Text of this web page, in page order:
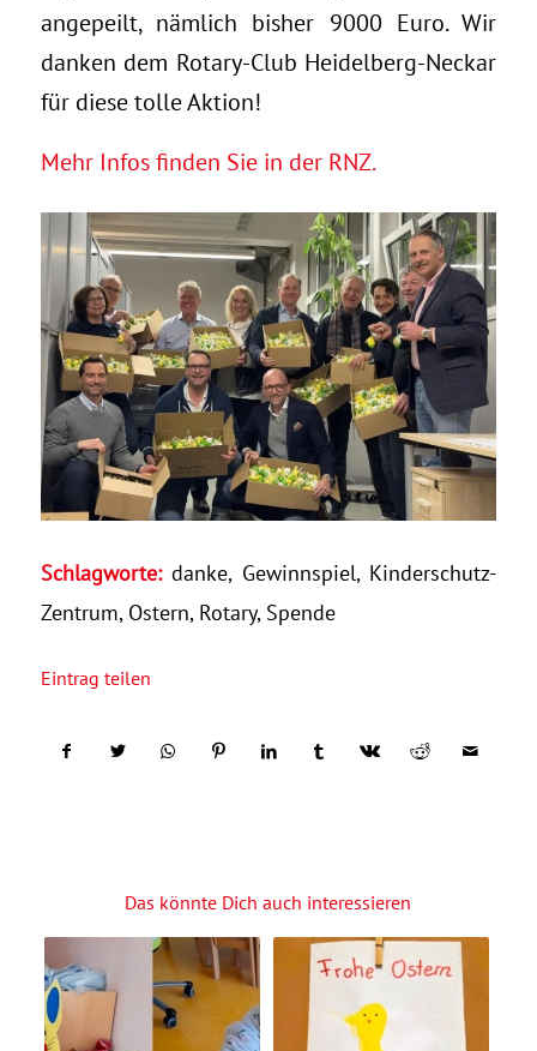
angepeilt, nämlich bisher 9000 Euro. Wir
danken dem Rotary-Club Heidelberg-Neckar
für diese tolle Aktion!
Mehr Infos finden Sie in der RNZ.
Schlagworte: danke, Gewinnspiel, Kinderschutz-
Zentrum, Ostern, Rotary, Spende
Eintrag teilen
Das könnte Dich auch interessieren